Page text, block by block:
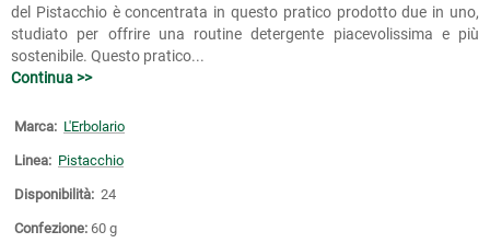
del Pistacchio è concentrata in questo pratico prodotto due in uno,
studiato per offrire una routine detergente piacevolissima e più
sostenibile. Questo pratico...
Continua >>
Marca: L'Erbolario
Linea: Pistacchio
Disponibilità: 24
Confezione: 60 g